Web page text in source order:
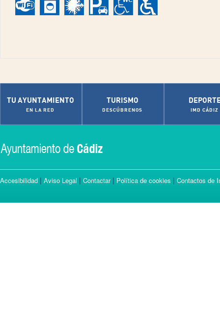
TU AYUNTAMIENTO
EN LA RED
TURISMO
DESCÚBRENOS IMD CÁDIZ
Accesibilidad | Aviso Legal | Contactar| Política de cookies | Contactos de